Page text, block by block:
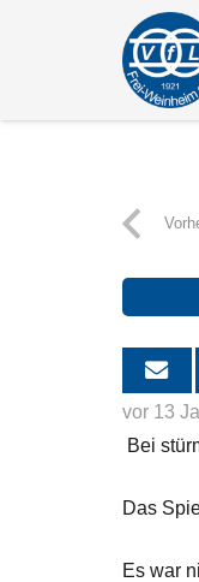
vor 13
Bei
Das
Es war